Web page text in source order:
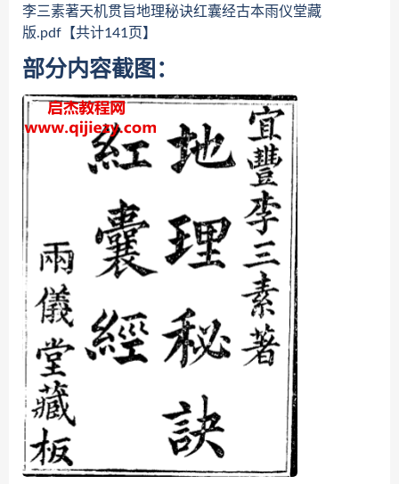
李三素著天机贯旨地理秘诀红囊经古本雨仪堂藏
版.pdf【共计141页】
部分内容截图：